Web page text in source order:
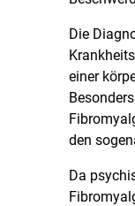
Die
einer
den
Da